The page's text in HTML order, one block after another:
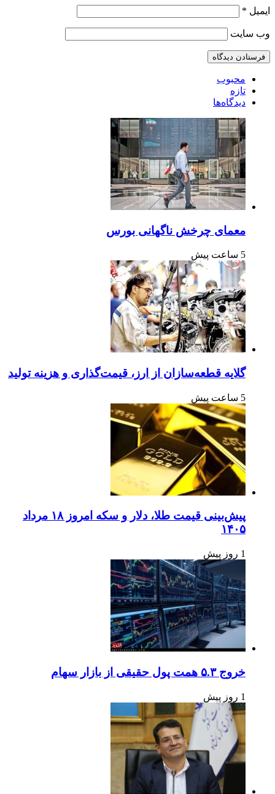
ایمیل *
وب‌ سایت
محبوب
تازه
دیدگاه‌ها
معمای چرخش ناگهانی بورس
5 ساعت پیش
گلایه قطعه‌سازان از ارز، قیمت‌گذاری و هزینه تولید
5 ساعت پیش
پیش‌بینی قیمت طلا، دلار و سکه امروز ۱۸ مرداد
۱۴۰۵
1 روز پیش
خروج ۵.۳ همت پول حقیقی از بازار سهام
1 روز پیش